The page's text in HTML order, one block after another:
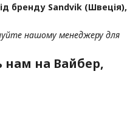
бренду Sandvik (Швеція),
нашому менеджеру для
нам на Вайбер,